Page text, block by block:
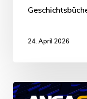
24. April 2026